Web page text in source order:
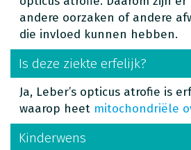
andere oorzaken of andere
die invloed kunnen hebben.
Is deze ziekte erfelijk?
Ja, Leber’s opticus atrofie is
waarop heet mitochondriële
Kinderwens